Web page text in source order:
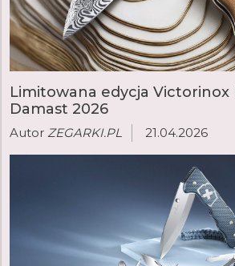
Limitowana edycja Victorinox
Damast 2026
Autor ZEGARKI.PL 21.04.2026